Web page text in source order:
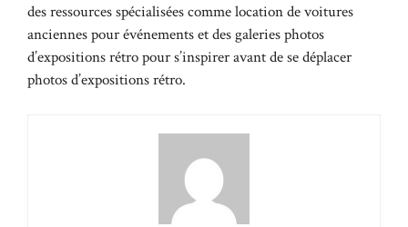
des ressources spécialisées commelocation de voitures
anciennes pour événementset des galeries photos
d’expositions rétro pour s’inspirer avant de se déplacer
photos d’expositions rétro.